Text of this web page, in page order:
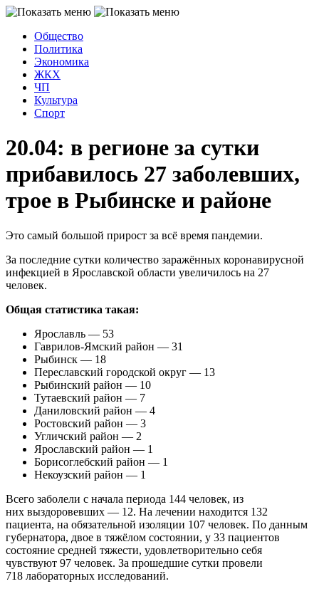
Общество
Политика
Экономика
ЖКХ
ЧП
Культура
Спорт
20.04: в регионе за сутки
прибавилось 27 заболевших,
трое в Рыбинске и районе
Это самый большой прирост за всё время пандемии.
За последние сутки количество заражённых коронавирусной
инфекцией в Ярославской области увеличилось на 27
человек.
Общая статистика такая:
Ярославль — 53
Гаврилов-Ямский район — 31
Рыбинск — 18
Переславский городской округ — 13
Рыбинский район — 10
Тутаевский район — 7
Даниловский район — 4
Ростовский район — 3
Угличский район — 2
Ярославский район — 1
Борисоглебский район — 1
Некоузский район — 1
Всего заболели с начала периода 144 человек, из
них выздоровевших — 12. На лечении находится 132
пациента, на обязательной изоляции 107 человек. По данным
губернатора, двое в тяжёлом состоянии, у 33 пациентов
состояние средней тяжести, удовлетворительно себя
чувствуют 97 человек. За прошедшие сутки провели
718 лабораторных исследований.